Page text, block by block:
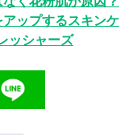
ップするスキンケ
ッシャーズ